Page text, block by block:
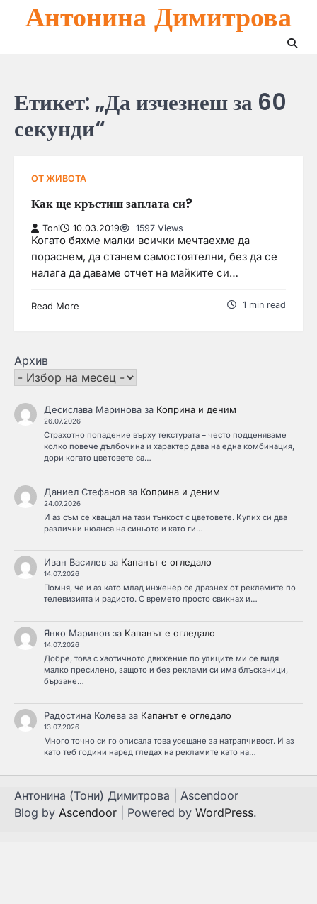
Антонина Димитрова
Етикет:„Да изчезнеш за 60
секунди“
ОТ ЖИВОТА
Как ще кръстиш заплата си?
Toni 10.03.2019 1597 Views
Когато бяхме малки всички мечтаехме да
пораснем, да станем самостоятелни, без да се
налага да даваме отчет на майките си…
Read More 1 min read
Архив
Десислава Мариноваза Коприна и деним
26.07.2026
Страхотно попадение върху текстурата – често подценяваме
колко повече дълбочина и характер дава на една комбинация,
дори когато цветовете са…
Даниел Стефановза Коприна и деним
24.07.2026
И аз съм се хващал на тази тънкост с цветовете. Купих си два
различни нюанса на синьото и като ги…
Иван Василевза Капанът е огледало
14.07.2026
Помня, че и аз като млад инженер се дразнех от рекламите по
телевизията и радиото. С времето просто свикнах и…
Янко Мариновза Капанът е огледало
14.07.2026
Добре, това с хаотичното движение по улиците ми се видя
малко пресилено, защото и без реклами си има блъсканици,
бързане…
Радостина Колеваза Капанът е огледало
13.07.2026
Много точно си го описала това усещане за натрапчивост. И аз
като теб години наред гледах на рекламите като на…
Антонина (Тони) Димитрова | Ascendoor
Blog by Ascendoor | Powered by WordPress.